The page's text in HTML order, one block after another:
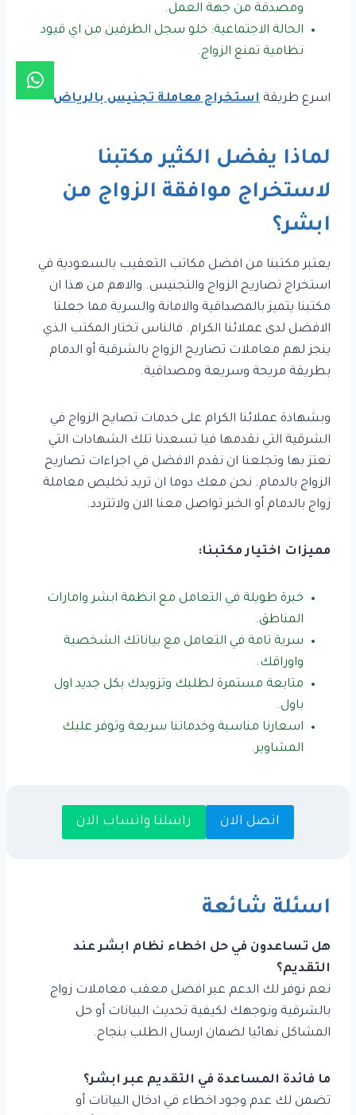
ومصدقة من جهة العمل.
الحالة الاجتماعية: خلو سجل الطرفين من اي قيود
نظامية تمنع الزواج.
اسرع طريقة استخراج معاملة تجنيس بالرياض
لماذا يفضل الكثير مكتبنا
لاستخراج موافقة الزواج من
ابشر؟
يعتبر مكتبنا من افضل مكاتب التعقيب بالسعودية في
استخراج تصاريح الزواج والتجنيس. والاهم من هذا ان
مكتبنا يتميز بالمصداقية والامانة والسرية مما جعلنا
الافضل لدى عملائنا الكرام. فالناس تختار المكتب الذي
ينجز لهم معاملات تصاريح الزواج بالشرقية أو الدمام
بطريقة مريحة وسريعة ومصداقية.
وبشهادة عملائنا الكرام على خدمات تصايح الزواج في
الشرقية التي نقدمها فيا تسعدنا تلك الشهادات التي
نعتز بها وتجلعنا ان نقدم الافضل في اجراءات تصاريح
الزواج بالدمام. نحن معك دوما ان تريد تخليص معاملة
زواج بالدمام أو الخبر تواصل معنا الان ولاتتردد.
مميزات اختيار مكتبنا:
خبرة طويلة في التعامل مع انظمة ابشر وامارات
المناطق.
سرية تامة في التعامل مع بياناتك الشخصية
واوراقك.
متابعة مستمرة لطلبك وتزويدك بكل جديد اول
باول.
اسعارنا مناسبة وخدماتنا سريعة وتوفر عليك
المشاوير.
اتصل الان راسلنا واتساب الان
اسئلة شائعة
هل تساعدون في حل اخطاء نظام ابشر عند
التقديم؟
نعم نوفر لك الدعم عبر افضل معقب معاملات زواج
بالشرقية ونوجهك لكيفية تحديث البيانات أو حل
المشاكل نهائيا لضمان ارسال الطلب بنجاح.
ما فائدة المساعدة في التقديم عبر ابشر؟
تضمن لك عدم وجود اخطاء في ادخال البيانات أو